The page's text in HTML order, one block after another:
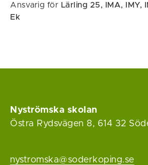
Ansvarig för Lärling 25,
IMA, IMY,
Ek
Nyströmska skolan
Östra Rydsvägen 8, 614 32
nystromska@soderkoping.se